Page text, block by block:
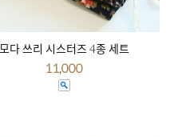
모다 쓰리 시스터즈 4종 세트
11,000